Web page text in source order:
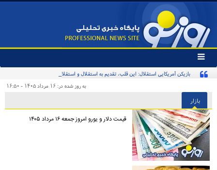
تغییر
وضعیت
منوی
ها
بازیکن آمریکایی استقلال: این قلب، تقدیم به استقلال و استقلالی‌ها/ تیم‌ملی ایران پیشنهاد
به روز شده در: ۱۶ مرداد ۱۴۰۵ - ۱۶:۵۰
بازار
قیمت دلار و یورو امروز جمعه ۱۶ مرداد ۱۴۰۵